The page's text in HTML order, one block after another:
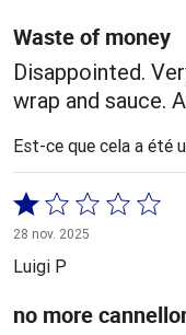
Waste of money
Disappointed.
wrap and sauce.
Est-ce que cela a été
Coté
1 sur
5
28 nov. 2025
Luigi P
no more